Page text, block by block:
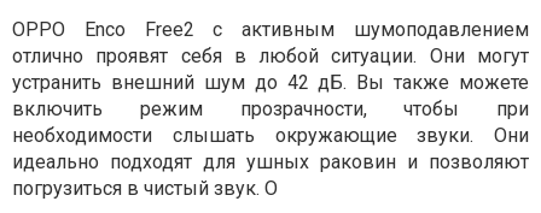
OPPO Enco Free2 с активным шумоподавлением
отлично проявят себя в любой ситуации. Они могут
устранить внешний шум до 42 дБ. Вы также можете
включить режим прозрачности, чтобы при
необходимости слышать окружающие звуки. Они
идеально подходят для ушных раковин и позволяют
погрузиться в чистый звук. О